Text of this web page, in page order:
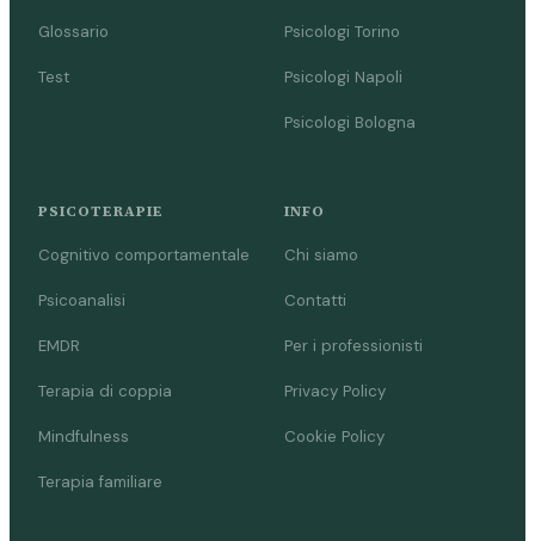
Glossario
Test
Psicologi Torino
Psicologi Napoli
Psicologi Bologna
PSICOTERAPIE
Cognitivo comportamentale
Psicoanalisi
EMDR
Terapia di coppia
Mindfulness
Terapia familiare
INFO
Chi siamo
Contatti
Per i professionisti
Privacy Policy
Cookie Policy